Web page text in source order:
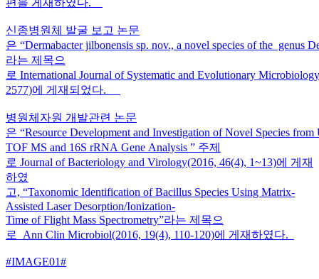
편을 게재하였다.
신종병원체 발굴 보고 논문
은 “Dermabacter jilbonensis sp. nov., a novel species of the genus
라는 제목으
로 International Journal of Systematic and Evolutionary
2577)에 게재되었다.
병원체자원 개발관련 논문
은 “Resource Development and Investigation of Novel Species
TOF MS and 16S rRNA Gene Analysis ” 주제
로 Journal of Bacteriology and Virology(2016, 46(4), 1~13)에 게재
하였
고, “Taxonomic Identification of Bacillus Species Using Matrix-
Assisted Laser Desorption/Ionization-
Time of Flight Mass Spectrometry”라는 제목으
로 Ann Clin Microbiol(2016, 19(4), 110-120)에 게재하였다.
#IMAGE01#